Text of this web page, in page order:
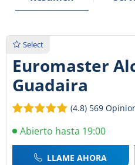
Select
Euromaster
Guadaira
(4.8) 569
Abierto hasta 19:00
LLAME AHORA